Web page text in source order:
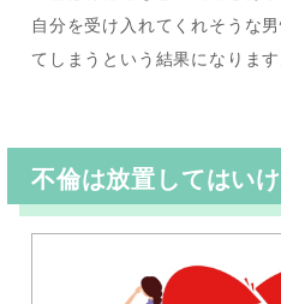
自分を受け入れてくれそうな
てしまうという結果になります
不倫は放置してはいけ